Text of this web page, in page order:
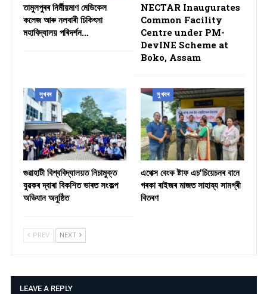
তামুলপুৰৰ নিৰ্মীয়মাণ মেডিকেল
কলেজ আৰু নলবাৰী চিকিৎসা
মহাবিদ্যালয় পৰিদৰ্শন…
NECTAR Inaugurates
Common Facility
Centre under PM-
DevINE Scheme at
Boko, Assam
সুখবৰ
গুৱাহাটী বিশ্ববিদ্যালয়ত নিচামুক্ত
যুৱকৰ দ্বাৰা বিকশিত ভাৰত সংকল্প
অভিযান অনুষ্ঠিত
সুখবৰ
​এপেক্স বেংক ষ্টাফ এচ’চিয়েচনৰ বানে
গৰকা ৰাইজৰ মাজত সাহায্য সামগ্ৰী
বিতৰণ ​
PREV NEXT
LEAVE A REPLY